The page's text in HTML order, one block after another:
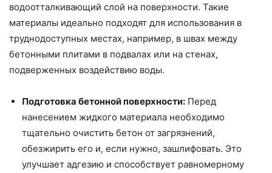
водоотталкивающий слой на поверхности. Такие
материалы идеально подходят для использования в
труднодоступных местах, например, в швах между
бетонными плитами в подвалах или на стенах,
подверженных воздействию воды.
Подготовка бетонной поверхности: Перед
нанесением жидкого материала необходимо
тщательно очистить бетон от загрязнений,
обезжирить его и, если нужно, зашлифовать. Это
улучшает адгезию и способствует равномерному